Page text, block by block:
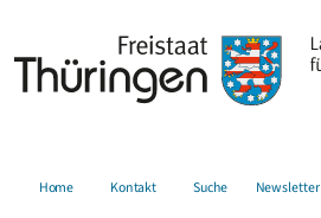
Home Kontakt Suche Newsletter